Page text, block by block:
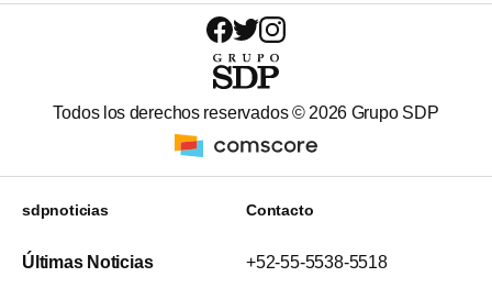
Todos los derechos reservados © 2026 Grupo SDP
sdpnoticias
Últimas Noticias
Contacto
+52-55-5538-5518